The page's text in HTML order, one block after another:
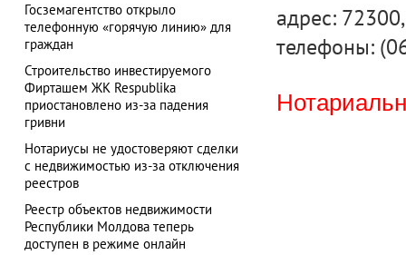
Госземагентство открыло
телефонную «горячую линию» для
граждан
Строительство инвестируемого
Фирташем ЖК Respublika
приостановлено из-за падения
гривни
Нотариусы не удостоверяют сделки
с недвижимостью из-за отключения
реестров
Реестр объектов недвижимости
Республики Молдова теперь
доступен в режиме онлайн
адрес:
телефоны: